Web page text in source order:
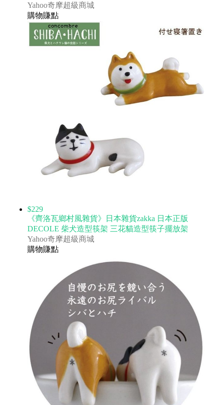
Yahoo奇摩超級商城
購物賺點
$229
《齊洛瓦鄉村風雜貨》日本雜貨zakka 日本正版
DECOLE 柴犬造型筷架 三花貓造型筷子擺放架
Yahoo奇摩超級商城
購物賺點